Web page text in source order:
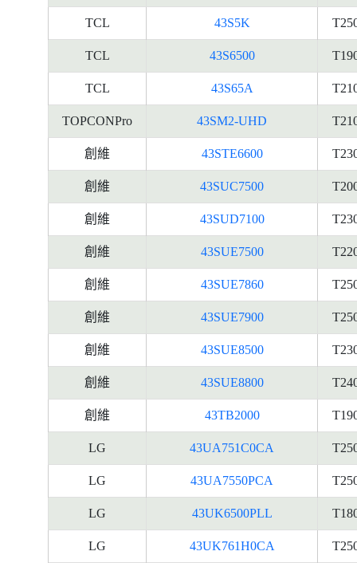
TCL 43S5K
TCL 43S6500
TCL 43S65A
TOPCONPro 43SM2-UHD
創維 43STE6600
創維 43SUC7500
創維 43SUD7100
創維 43SUE7500
創維 43SUE7860
創維 43SUE7900
創維 43SUE8500
創維 43SUE8800
創維 43TB2000
LG 43UA751C0CA
LG 43UA7550PCA
LG 43UK6500PLL
LG 43UK761H0CA